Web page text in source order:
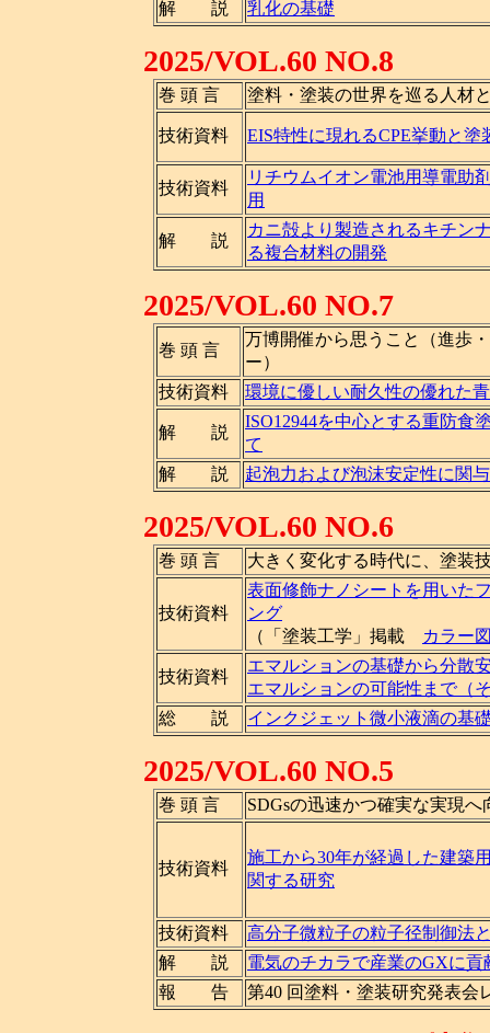
解 説
乳化の基礎
2025/VOL.60 NO.8
巻 頭 言 塗料・塗装の世界を巡る人材
技術資料 EIS特性に現れるCPE挙動と
技術資料
リチウムイオン電池用導電助
用
解 説
カニ殻より製造されるキチン
る複合材料の開発
2025/VOL.60 NO.7
巻 頭 言
万博開催から思うこと（進歩
ー）
技術資料
環境に優しい耐久性の優れた
解 説
ISO12944を中心とする重防食
て
解 説
起泡力および泡沫安定性に関
2025/VOL.60 NO.6
巻 頭 言 大きく変化する時代に、塗装
技術資料
表面修飾ナノシートを用いた
ング
（「塗装工学」掲載
カラー
技術資料
エマルションの基礎から分散
エマルションの可能性まで（
総 説
インクジェット微小液滴の基
2025/VOL.60 NO.5
巻 頭 言 SDGsの迅速かつ確実な実現へ
技術資料
施工から30年が経過した建築
関する研究
技術資料
高分子微粒子の粒子径制御法
解 説
電気のチカラで産業のGXに貢
報 告
第40 回塗料・塗装研究発表会